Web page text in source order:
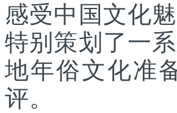
感受中国文化
特别策划了一
地年俗文化准
评。